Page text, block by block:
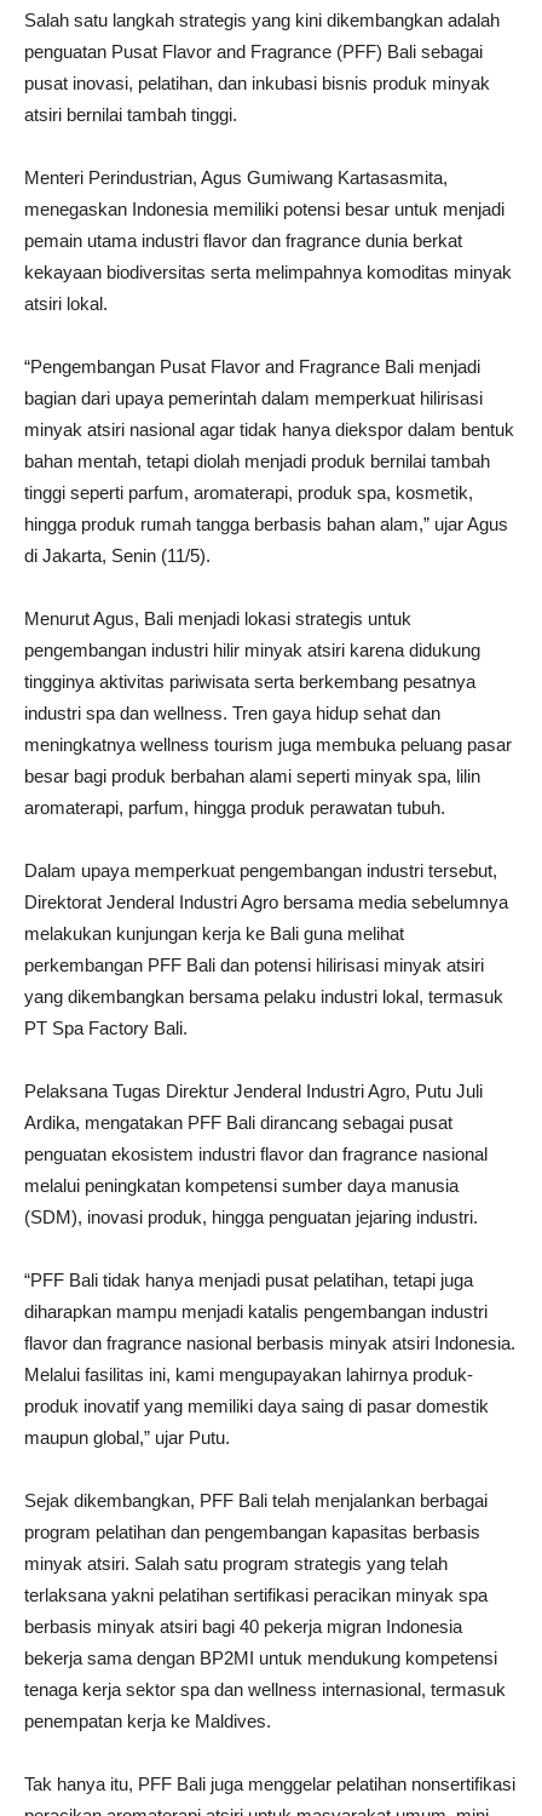
Salah satu langkah strategis yang kini dikembangkan adalah
penguatan Pusat Flavor and Fragrance (PFF) Bali sebagai
pusat inovasi, pelatihan, dan inkubasi bisnis produk minyak
atsiri bernilai tambah tinggi.
Menteri Perindustrian, Agus Gumiwang Kartasasmita,
menegaskan Indonesia memiliki potensi besar untuk menjadi
pemain utama industri flavor dan fragrance dunia berkat
kekayaan biodiversitas serta melimpahnya komoditas minyak
atsiri lokal.
“Pengembangan Pusat Flavor and Fragrance Bali menjadi
bagian dari upaya pemerintah dalam memperkuat hilirisasi
minyak atsiri nasional agar tidak hanya diekspor dalam bentuk
bahan mentah, tetapi diolah menjadi produk bernilai tambah
tinggi seperti parfum, aromaterapi, produk spa, kosmetik,
hingga produk rumah tangga berbasis bahan alam,” ujar Agus
di Jakarta, Senin (11/5).
Menurut Agus, Bali menjadi lokasi strategis untuk
pengembangan industri hilir minyak atsiri karena didukung
tingginya aktivitas pariwisata serta berkembang pesatnya
industri spa dan wellness. Tren gaya hidup sehat dan
meningkatnya wellness tourism juga membuka peluang pasar
besar bagi produk berbahan alami seperti minyak spa, lilin
aromaterapi, parfum, hingga produk perawatan tubuh.
Dalam upaya memperkuat pengembangan industri tersebut,
Direktorat Jenderal Industri Agro bersama media sebelumnya
melakukan kunjungan kerja ke Bali guna melihat
perkembangan PFF Bali dan potensi hilirisasi minyak atsiri
yang dikembangkan bersama pelaku industri lokal, termasuk
PT Spa Factory Bali.
Pelaksana Tugas Direktur Jenderal Industri Agro, Putu Juli
Ardika, mengatakan PFF Bali dirancang sebagai pusat
penguatan ekosistem industri flavor dan fragrance nasional
melalui peningkatan kompetensi sumber daya manusia
(SDM), inovasi produk, hingga penguatan jejaring industri.
“PFF Bali tidak hanya menjadi pusat pelatihan, tetapi juga
diharapkan mampu menjadi katalis pengembangan industri
flavor dan fragrance nasional berbasis minyak atsiri Indonesia.
Melalui fasilitas ini, kami mengupayakan lahirnya produk-
produk inovatif yang memiliki daya saing di pasar domestik
maupun global,” ujar Putu.
Sejak dikembangkan, PFF Bali telah menjalankan berbagai
program pelatihan dan pengembangan kapasitas berbasis
minyak atsiri. Salah satu program strategis yang telah
terlaksana yakni pelatihan sertifikasi peracikan minyak spa
berbasis minyak atsiri bagi 40 pekerja migran Indonesia
bekerja sama dengan BP2MI untuk mendukung kompetensi
tenaga kerja sektor spa dan wellness internasional, termasuk
penempatan kerja ke Maldives.
Tak hanya itu, PFF Bali juga menggelar pelatihan nonsertifikasi